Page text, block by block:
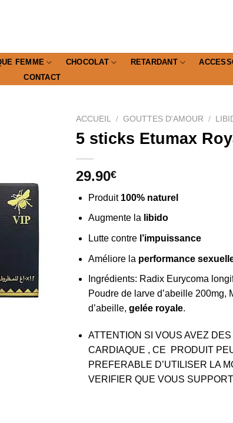
FEMME CHOCOLAT RETARDANT
CONTACT
ACCUEIL / GOUTTES D'AMOUR /
5 sticks Etumax
29.90€
Produit 100% naturel
Augmente la libido
Lutte contre l’impuissance
Améliore la performance
Ingrédients: Radix Eurycoma
Poudre de larve d’abeille 200mg,
d’abeille, gelée royale.
ATTENTION SI VOUS AVEZ
CARDIAQUE , CE PRODUIT
PREFERABLE D’UTILISER LA
VERIFIER QUE VOUS